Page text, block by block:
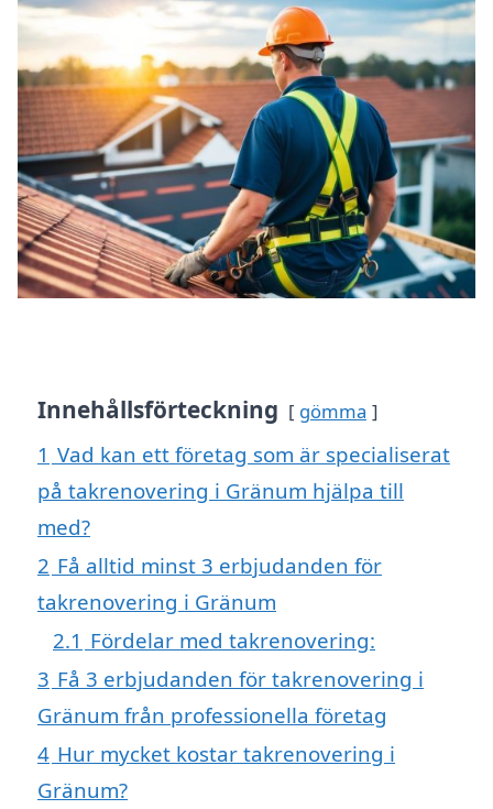
Innehållsförteckning gömma
1 Vad kan ett företag som är specialiserat
på takrenovering i Gränum hjälpa till
med?
2 Få alltid minst 3 erbjudanden för
takrenovering i Gränum
2.1 Fördelar med takrenovering:
3 Få 3 erbjudanden för takrenovering i
Gränum från professionella företag
4 Hur mycket kostar takrenovering i
Gränum?